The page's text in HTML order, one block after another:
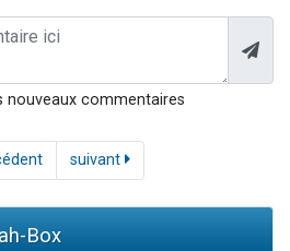
nouveaux commentaires
suivant
Box